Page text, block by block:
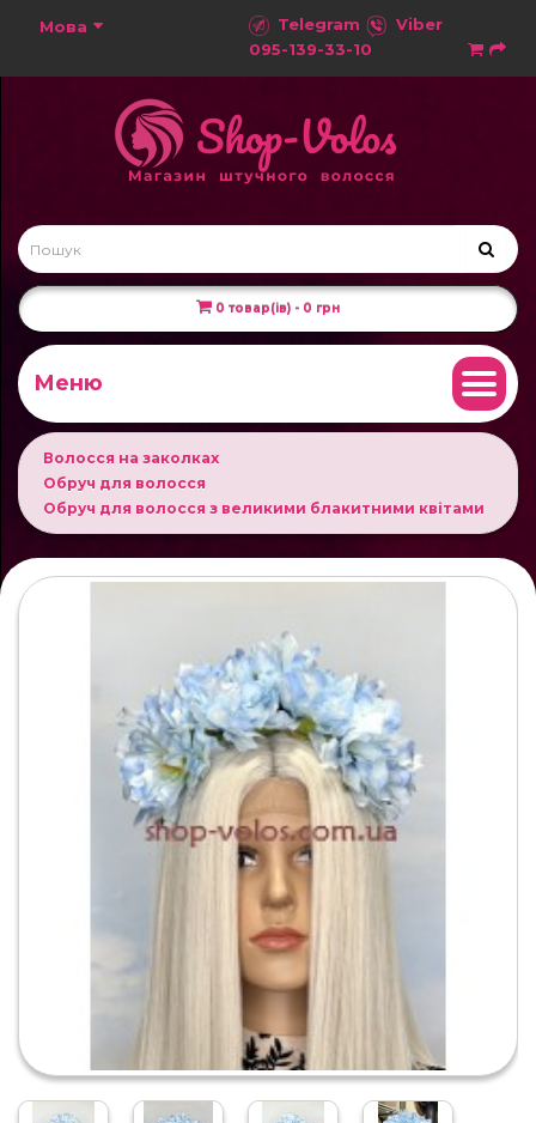
Мова Telegram
Viber
095-139-33-10
0 товар(ів) - 0 грн
Меню
Волосся на заколках
Обруч для волосся
Обруч для волосся з великими блакитними квітами